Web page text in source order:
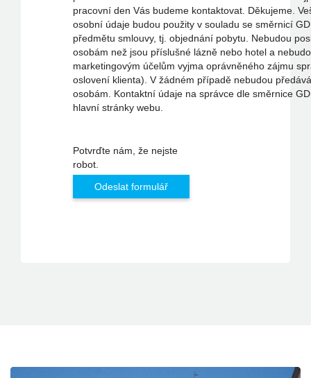
pracovní den Vás budeme kontaktovat. Děkujeme.
osobní údaje budou použity v souladu se směrnicí
předmětu smlouvy, tj. objednání pobytu. Nebudou
osobám než jsou příslušné lázně nebo hotel a
marketingovým účelům vyjma oprávněného zájmu
oslovení klienta). V žádném případě nebudou
osobám. Kontaktní údaje na správce dle směrnice
hlavní stránky webu.
Potvrďte nám, že nejste
robot.